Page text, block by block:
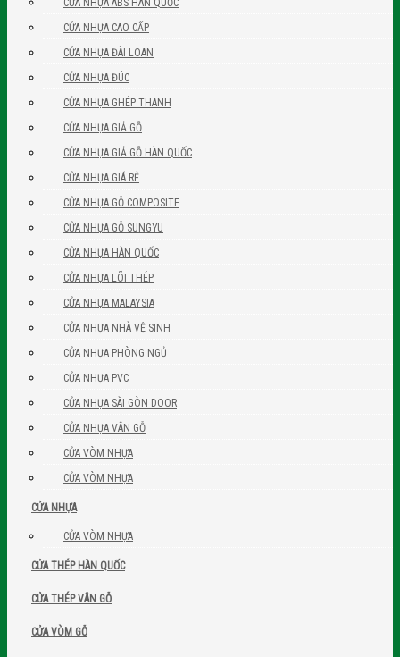
CỬA NHỰA CAO CẤP
CỬA NHỰA ĐÀI LOAN
CỬA NHỰA ĐÚC
CỬA NHỰA GHÉP THANH
CỬA NHỰA GIẢ GỖ
CỬA NHỰA GIẢ GỖ HÀN QUỐC
CỬA NHỰA GIÁ RẺ
CỬA NHỰA GỖ COMPOSITE
CỬA NHỰA GỖ SUNGYU
CỬA NHỰA HÀN QUỐC
CỬA NHỰA LÕI THÉP
CỬA NHỰA MALAYSIA
CỬA NHỰA NHÀ VỆ SINH
CỬA NHỰA PHÒNG NGỦ
CỬA NHỰA PVC
CỬA NHỰA SÀI GÒN DOOR
CỬA NHỰA VÂN GỖ
CỬA VÒM NHỰA
CỬA VÒM NHỰA
CỬA NHỰA
CỬA VÒM NHỰA
CỬA THÉP HÀN QUỐC
CỬA THÉP VÂN GỖ
CỬA VÒM GỖ